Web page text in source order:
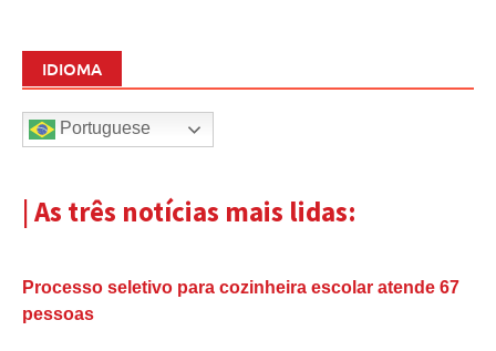
IDIOMA
Portuguese
| As três notícias mais lidas:
Processo seletivo para cozinheira escolar atende 67
pessoas